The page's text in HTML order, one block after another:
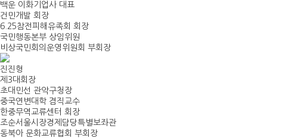
백운 이화기업사 대표
건민개발 회장
6.25참전피해유족회 회장
국민행동본부 상임위원
비상국민회의운영위원회 부회장
진진형
제3대회장
초대민선 관악구청장
중국연변대학 겸직교수
한중무역교류센터 회장
조순서울시장경제담당특별보좌관
동북아 문화교류협회 부회장